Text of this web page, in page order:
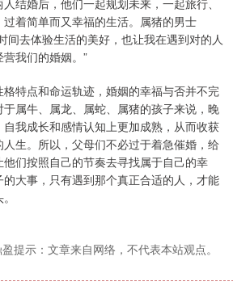
结婚后，他们一起规划未来，一起旅行、
着简单而又幸福的生活。属猪的男士
间去体验生活的美好，也让我在遇到对的人
我们的婚姻。”
特点和命运轨迹，婚姻的幸福与否并不完
属牛、属龙、属蛇、属猪的孩子来说，晚
我成长和感情认知上更加成熟，从而收获
生。所以，父母们不必过于着急催婚，给
们按照自己的节奏去寻找属于自己的幸
大事，只有遇到那个真正合适的人，才能
提示：文章来自网络，不代表本站观点。